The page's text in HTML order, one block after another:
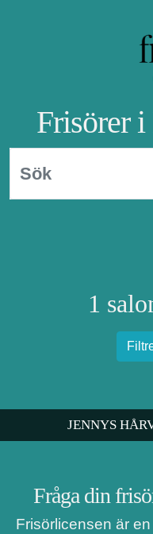
Frisörer
1
JENNYS
Fråga din
Frisörlicensen är